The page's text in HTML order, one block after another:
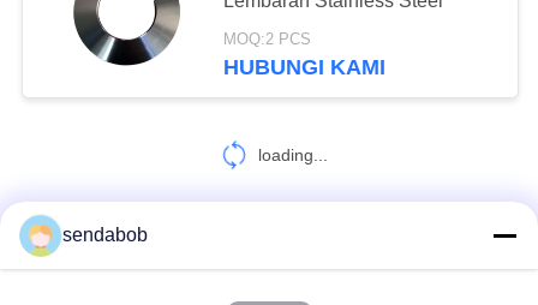
MOQ:2 PCS
HUBUNGI KAMI
loading...
sendabob